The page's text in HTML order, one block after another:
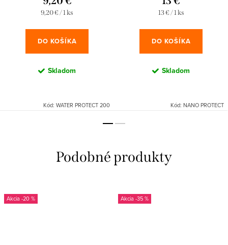
Jednotková
9,20 € / 1 ks
DO KOŠÍKA
Skladom
Kód: WATER PROTECT 200
Jednotková
13 € / 1 ks
DO KOŠÍKA
Skladom
Kód: NANO PROTECT
-20 % -35 %